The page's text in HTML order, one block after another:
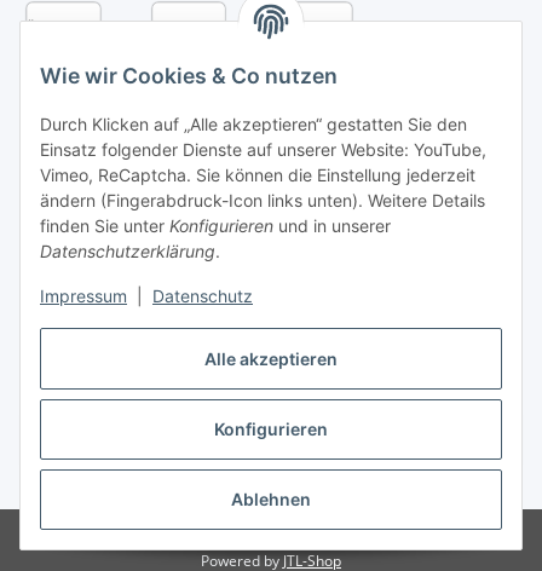
Alle akzeptieren
Konfigurieren
Ablehnen
Wie wir Cookies & Co nutzen
Durch Klicken auf „Alle akzeptieren“ gestatten Sie den
Einsatz folgender Dienste auf unserer Website: YouTube,
Vimeo, ReCaptcha. Sie können die Einstellung jederzeit
ändern (Fingerabdruck-Icon links unten). Weitere Details
finden Sie unter Konfigurieren und in unserer
Datenschutzerklärung.
Impressum Datenschutz
Vertrag widerrufen
* Alle Preise inkl. gesetzlicher USt., zzgl.
Powered by JTL-Shop